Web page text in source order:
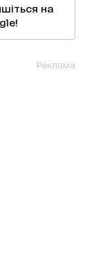
на
Реклама